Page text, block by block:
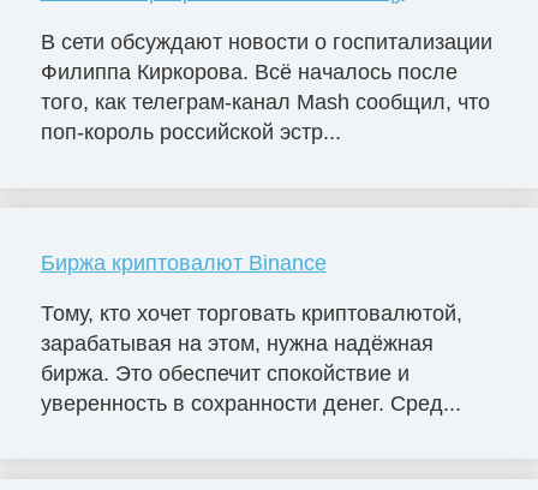
В сети обсуждают новости о госпитализации
Филиппа Киркорова. Всё началось после
того, как телеграм-канал Mash сообщил, что
поп-король российской эстр...
Биржа криптовалют Binance
Тому, кто хочет торговать криптовалютой,
зарабатывая на этом, нужна надёжная
биржа. Это обеспечит спокойствие и
уверенность в сохранности денег. Сред...